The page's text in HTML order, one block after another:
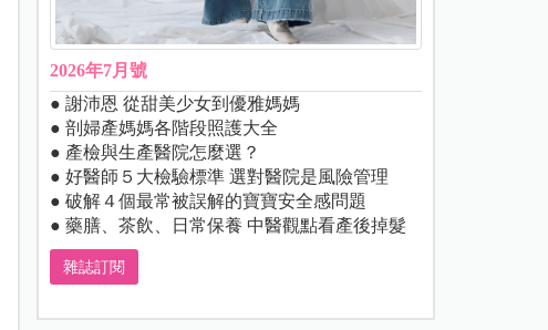
2026年7月號
● 謝沛恩 從甜美少女到優雅媽媽
● 剖婦產媽媽各階段照護大全
● 產檢與生產醫院怎麼選？
● 好醫師５大檢驗標準 選對醫院是風險管理
● 破解４個最常被誤解的寶寶安全感問題
● 藥膳、茶飲、日常保養 中醫觀點看產後掉髮
雜誌訂閱